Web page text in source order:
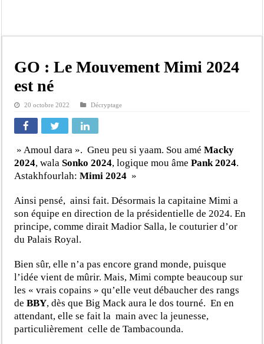
Succession de Pape Thiaw : la bombe à retardement qui menace la FSF
Baisse des réserves de sang : au CNTS de Dakar, des citoyens répondent à
Nécrologie : Décès de Djibril Dièye, animateur de l’émission « Auto Mag » sur
Affaire Pape Cheikh Diallo et Cie : le Parquet fait appel après le non-lieu
GO : Le Mouvement Mimi 2024
est né
20 octobre 2022 Décryptage
» Amoul dara ». Gneu peu si yaam. Sou améMacky
2024, walaSonko 2024, logique mou âmePank 2024.
Astakhfourlah:Mimi 2024 »
Ainsi pensé, ainsi fait. Désormais la capitaine Mimi a
son équipe en direction de la présidentielle de 2024. En
principe, comme dirait Madior Salla, le couturier d’or
du Palais Royal.
Bien sûr, elle n’a pas encore grand monde, puisque
l’idée vient de mûrir. Mais, Mimi compte beaucoup sur
les « vrais copains » qu’elle veut débaucher des rangs
deBBY, dès que Big Mack aura le dos tourné. En en
attendant, elle se fait la main avec la jeunesse,
particulièrement celle de Tambacounda.